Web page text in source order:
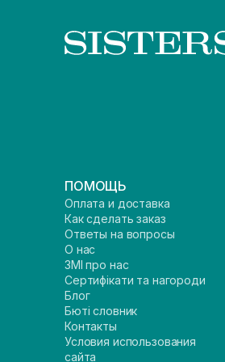
ПОМОЩЬ
Оплата и доставка
Как сделать заказ
Ответы на вопросы
О нас
ЗМІ про нас
Сертифікати та нагороди
Блог
Бюті словник
Контакты
Условия использования
сайта